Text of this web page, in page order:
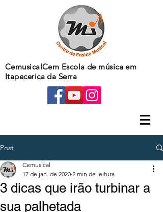
CemusicalCem Escola de música em
Itapecerica da Serra
Post
3 dicas que irão turbinar a
sua palhetada
Cemusical
17 de jan. de 2020 2 min de leitura